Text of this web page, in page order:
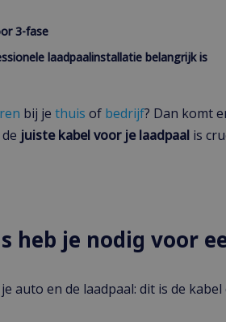
3-fase
laadpaalinstallatie belangrijk is
bij je thuis of bedrijf? Dan komt
juiste kabel voor je laadpaal is
heb je nodig voor
auto en de laadpaal: dit is de